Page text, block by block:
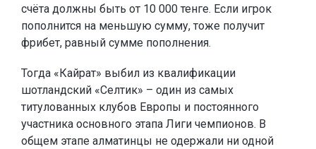
счёта должны быть от 10 000 тенге. Если игрок
пополнится на меньшую сумму, тоже получит
фрибет, равный сумме пополнения.
Тогда «Кайрат» выбил из квалификации
шотландский «Селтик» – один из самых
титулованных клубов Европы и постоянного
участника основного этапа Лиги чемпионов. В
общем этапе алматинцы не одержали ни одной